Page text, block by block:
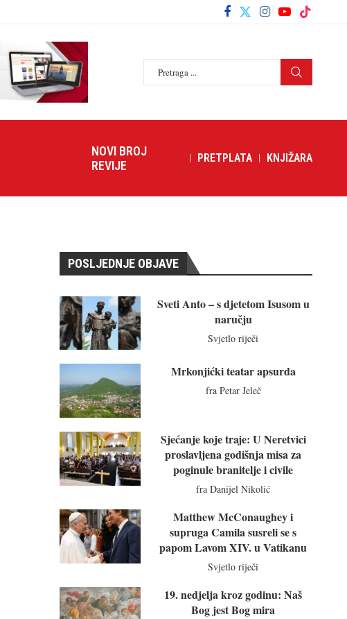
NOVI BROJ
REVIJE
PRETPLATA KNJIŽARA
POSLJEDNJE OBJAVE
Sveti Anto – s djetetom Isusom u
naručju
Svjetlo riječi
Mrkonjićki teatar apsurda
fra Petar Jeleč
Sjećanje koje traje: U Neretvici
proslavljena godišnja misa za
poginule branitelje i civile
fra Danijel Nikolić
Matthew McConaughey i
supruga Camila susreli se s
papom Lavom XIV. u Vatikanu
Svjetlo riječi
19. nedjelja kroz godinu: Naš
Bog jest Bog mira